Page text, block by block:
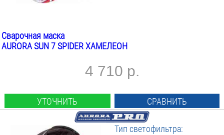
Сварочная маска
AURORA SUN 7 SPIDER ХАМЕЛЕОН
4 710 р.
УТОЧНИТЬ СРАВНИТЬ
Тип светофильтра: